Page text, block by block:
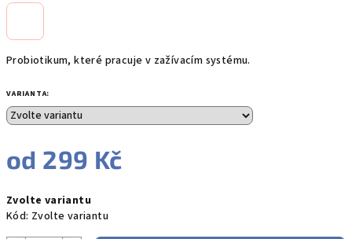
Probiotikum, které pracuje v zažívacím systému.
VARIANTA:
od 299 Kč
cena:
Zvolte variantu
Kód: Zvolte variantu